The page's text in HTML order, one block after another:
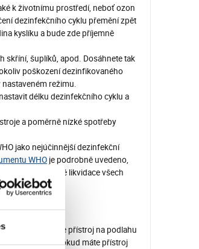
k životnímu prostředí, neboť ozon
dezinfekčního cyklu přemění zpět
kyslíku a bude zde příjemně
skříní, šuplíků, apod. Dosáhnete tak
poškození dezinfikovaného
režimu.
délku dezinfekčního cyklu a
a poměrně nízké spotřeby
jako nejúčinnější dezinfekční
WHO je podrobně uvedeno,
úspěšné likvidace všech
vozidel umístěte přístroj na podlahu
prostoru. Pokud máte přístroj